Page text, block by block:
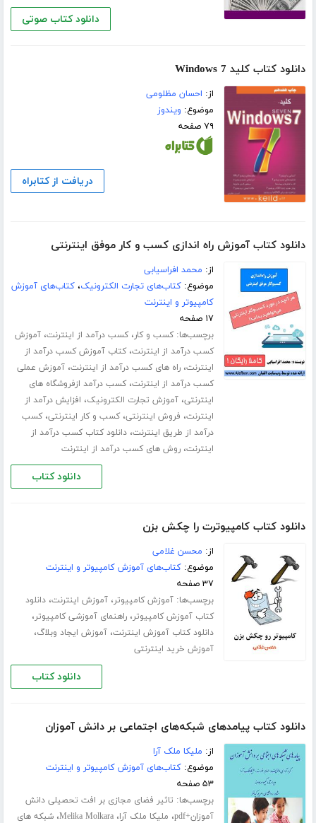
دانلود کتاب صوتی
دانلود کتاب کلید Windows 7
از: احسان مظلومی
موضوع: ویندوز
۷۹ صفحه
دریافت از کتابراه
دانلود کتاب آموزش راه اندازی کسب و کار موفق اینترنتی
از: محمد افراسیابی
موضوع:کتاب‌های تجارت الکترونیک،کتاب‌های آموزش
کامپیوتر و اینترنت
۱۷ صفحه
برچسب‌ها:کسب و کار،کسب درآمد از اینترنت،آموزش
کسب درآمد از اینترنت،کتاب آموزش کسب درآمد از
اینترنت،راه های کسب درآمد از اینترنت،آموزش عملی
کسب درآمد از اینترنت،کسب درآمد ازفروشگاه های
اینترنتی،آموزش تجارت الکترونیک، افزایش درآمد از
اینترنت، فروش اینترنتی،کسب و کار اینترنتی،کسب
درآمد از طریق اینترنت،دانلود کتاب کسب درآمد از
اینترنت،روش های کسب درآمد از اینترنت
دانلود کتاب
دانلود کتاب کامپیوترت را چکش بزن
از: محسن غلامی
موضوع:کتاب‌های آموزش کامپیوتر و اینترنت
۳۷ صفحه
برچسب‌ها:آموزش کامپیوتر،آموزش اینترنت،دانلود
کتاب آموزش کامپیوتر،راهنمای آموزشی کامپیوتر،
دانلود کتاب آموزش اینترنت،آموزش ایجاد وبلاگ،
آموزش خرید اینترنتی
دانلود کتاب
دانلود کتاب پیامدهای شبکه‌های اجتماعی بر دانش آموزان
از: ملیکا ملک آرا
موضوع:کتاب‌های آموزش کامپیوتر و اینترنت
۵۳ صفحه
برچسب‌ها: تاثیر فضای مجازی بر افت تحصیلی دانش
آموزان+pdf
، ملیکا ملک آرا،Melika Molkara،شبکه های